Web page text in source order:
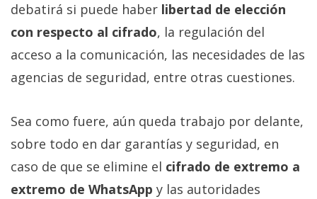
debatirá si puede haber libertad de elección
con respecto al cifrado, la regulación del
acceso a la comunicación, las necesidades de las
agencias de seguridad, entre otras cuestiones.
Sea como fuere, aún queda trabajo por delante,
sobre todo en dar garantías y seguridad, en
caso de que se elimine el cifrado de extremo a
extremo de WhatsApp y las autoridades